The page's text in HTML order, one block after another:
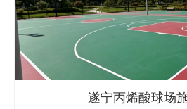
遂宁丙烯酸球场